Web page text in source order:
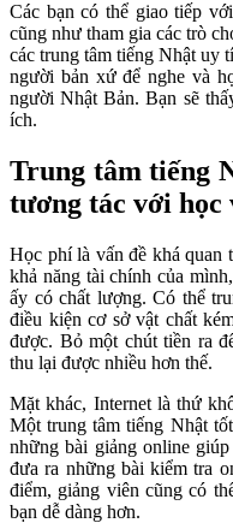
Các bạn có thể giao tiếp
cũng như tham gia các trò
các trung tâm tiếng Nhật uy
người bản xứ để nghe và
người Nhật Bản. Bạn sẽ
ích.
Trung tâm tiếng
tương tác với
Học phí là vấn đề khá quan
khả năng tài chính của
ấy có chất lượng. Có thể
điều kiện cơ sở vật chất
được. Bỏ một chút tiền ra
thu lại được nhiều hơn thế.
Mặt khác, Internet là thứ
Một trung tâm tiếng Nhật
những bài giảng online
đưa ra những bài kiểm tra
điểm, giảng viên cũng có
bạn dễ dàng hơn.